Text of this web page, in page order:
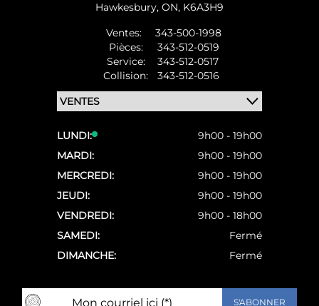
Hawkesbury, ON, K6A3H9
Ventes:
343-500-1998
Pièces:
343-512-0519
Service:
343-512-0517
Collision:
343-512-0516
LUNDI:
9h00 - 19h00
MARDI:
9h00 - 19h00
MERCREDI:
9h00 - 19h00
JEUDI:
9h00 - 19h00
VENDREDI:
9h00 - 18h00
SAMEDI:
Fermé
DIMANCHE:
Fermé